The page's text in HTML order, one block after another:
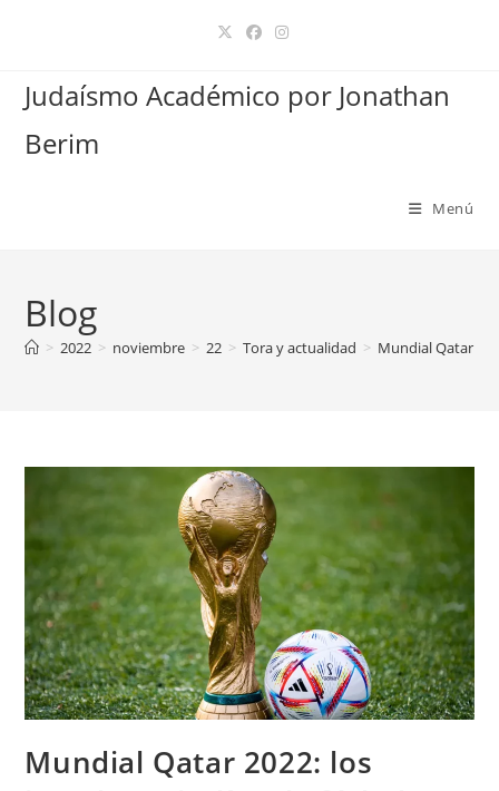
Judaísmo Académico por Jonathan
Berim
Menú
Blog
> 2022 > noviembre > 22 > Tora y actualidad > Mundial Qatar
Mundial Qatar 2022: los